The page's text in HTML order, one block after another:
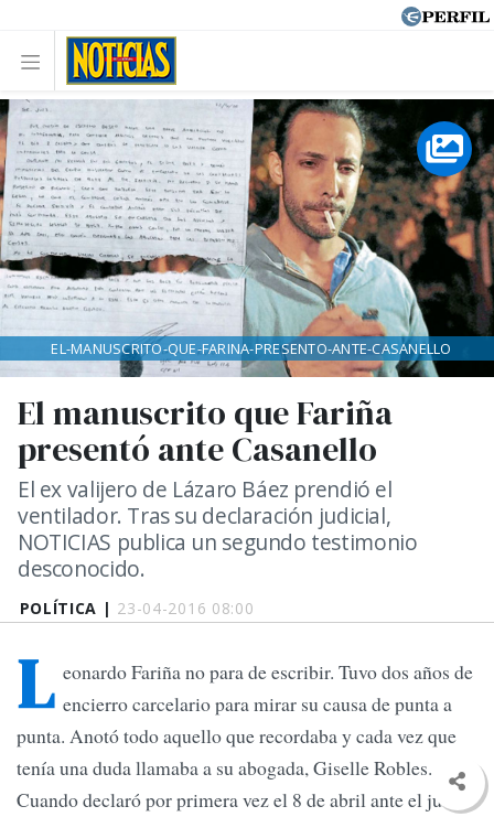
POLÍTICA | 23-04-2016 08:00
El manuscrito que Fariña
presentó ante Casanello
El ex valijero de Lázaro Báez prendió el
ventilador. Tras su declaración judicial,
NOTICIAS publica un segundo testimonio
desconocido.
EL-MANUSCRITO-QUE-FARINA-PRESENTO-ANTE-CASANELLO
L eonardo Fariña no para de escribir. Tuvo dos años de
encierro carcelario para mirar su causa de punta a
punta. Anotó todo aquello que recordaba y cada vez que
tenía una duda llamaba a su abogada, Giselle Robles.
Cuando declaró por primera vez el 8 de abril ante el juez